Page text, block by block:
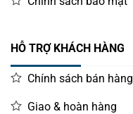
HỖ TRỢ KHÁCH HÀNG
Chính sách bán hàng
Giao & hoàn hàng